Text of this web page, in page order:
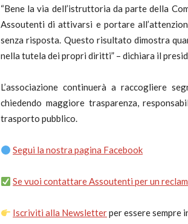
“Bene la via dell’istruttoria da parte della
Assoutenti di attivarsi e portare
senza risposta. Questo risultato dimostra
nella tutela dei propri diritti” – dichiara il
L’associazione continuerà a raccogliere
chiedendo maggiore trasparenza,
trasporto pubblico.
Segui la nostra pagina Facebook
Se vuoi contattare Assoutenti per un
Iscriviti alla Newsletterper essere sempre